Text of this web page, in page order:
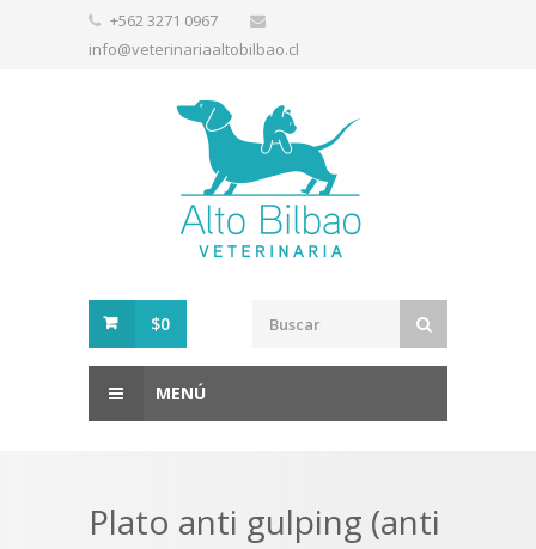
+562 3271 0967
info@veterinariaaltobilbao.cl
$0
MENÚ
Plato anti gulping (anti